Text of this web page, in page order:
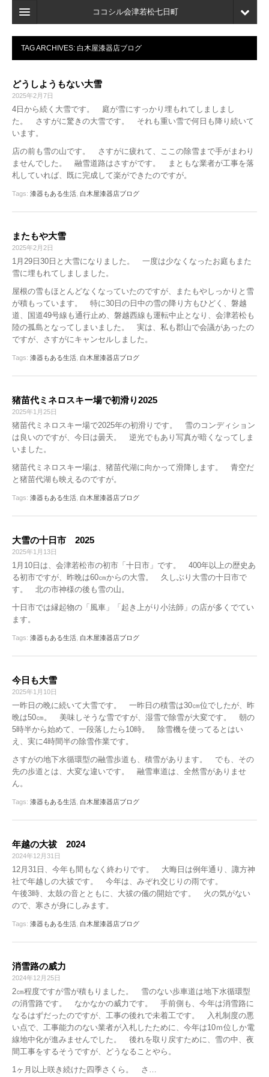
ココシル会津若松七日町
ホーム
検索
店舗・施設最新情報
口コミ
マイページ
ブックマーク
TAG ARCHIVES: 白木屋漆器店ブログ
どうしようもない大雪
2025年2月7日
4日から続く大雪です。 庭が雪にすっかり埋もれてしましまし
た。 さすがに驚きの大雪です。 それも重い雪で何日も降り続いて
います。
店の前も雪の山です。 さすがに疲れて、ここの除雪まで手がまわり
ませんでした。 融雪道路はさすがです。 まともな業者が工事を落
札していれば、既に完成して楽ができたのですが。
Tags: 漆器もある生活 白木屋漆器店ブログ
またもや大雪
2025年2月2日
1月29日30日と大雪になりました。 一度は少なくなったお庭もまた
雪に埋もれてしましました。
屋根の雪もほとんどなくなっていたのですが、またもやしっかりと雪
が積もっています。 特に30日の日中の雪の降り方もひどく、磐越
道、国道49号線も通行止め、磐越西線も運転中止となり、会津若松も
陸の孤島となってしまいました。 実は、私も郡山で会議があったの
ですが、さすがにキャンセルしました。
Tags: 漆器もある生活 白木屋漆器店ブログ
猪苗代ミネロスキー場で初滑り2025
2025年1月25日
猪苗代ミネロスキー場で2025年の初滑りです。 雪のコンディション
は良いのですが、今日は曇天。 逆光でもあり写真が暗くなってしま
いました。
猪苗代ミネロスキー場は、猪苗代湖に向かって滑降します。 青空だ
と猪苗代湖も映えるのですが。
Tags: 漆器もある生活 白木屋漆器店ブログ
大雪の十日市 2025
2025年1月13日
1月10日は、会津若松市の初市「十日市」です。 400年以上の歴史あ
る初市ですが、昨晩は60㎝からの大雪。 久しぶり大雪の十日市で
す。 北の市神様の後も雪の山。
十日市では縁起物の「風車」「起き上がり小法師」の店が多くでてい
ます。
Tags: 漆器もある生活 白木屋漆器店ブログ
今日も大雪
2025年1月10日
一昨日の晩に続いて大雪です。 一昨日の積雪は30㎝位でしたが、昨
晩は50㎝。 美味しそうな雪ですが、湿雪で除雪が大変です。 朝の
5時半から始めて、一段落したら10時。 除雪機を使ってるとはい
え、実に4時間半の除雪作業です。
さすがの地下水循環型の融雪歩道も、積雪があります。 でも、その
先の歩道とは、大変な違いです。 融雪車道は、全然雪がありませ
ん。
Tags: 漆器もある生活 白木屋漆器店ブログ
年越の大祓 2024
2024年12月31日
12月31日、今年も間もなく終わりです。 大晦日は例年通り、諏方神
社で年越しの大祓です。 今年は、みぞれ交じりの雨です。
午後3時、太鼓の音とともに、大祓の儀の開始です。 火の気がない
ので、寒さが身にしみます。
Tags: 漆器もある生活 白木屋漆器店ブログ
消雪路の威力
2024年12月25日
2㎝程度ですが雪が積もりました。 雪のない歩車道は地下水循環型
の消雪路です。 なかなかの威力です。 手前側も、今年は消雪路に
なるはずだったのですが、工事の後れで未着工です。 入札制度の悪
い点で、工事能力のない業者が入札したために、今年は10ｍ位しか電
線地中化が進みませんでした。 後れを取り戻すために、雪の中、夜
間工事をするそうですが、どうなることやら。
1ヶ月以上咲き続けた四季さくら。 さ…